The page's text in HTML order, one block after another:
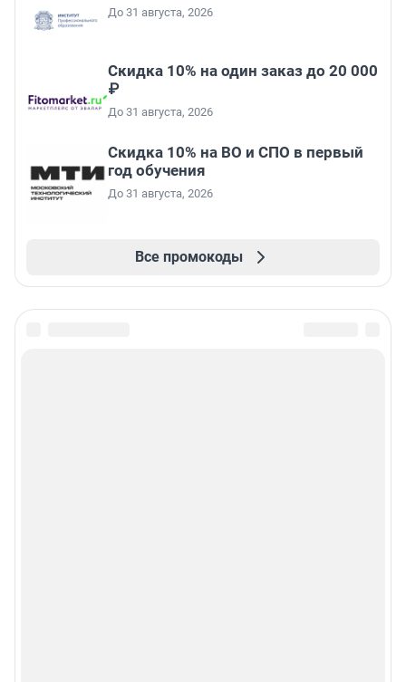
До 31 августа, 2026
Скидка 10% на один заказ до 20 000
₽
До 31 августа, 2026
Скидка 10% на ВО и СПО в первый
год обучения
До 31 августа, 2026
Все промокоды